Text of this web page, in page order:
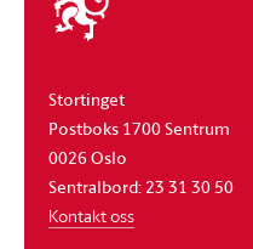
stortinget
Stortinget
Postboks 1700 Sentrum
0026 Oslo
Sentralbord: 23 31 30 50
Kontakt oss